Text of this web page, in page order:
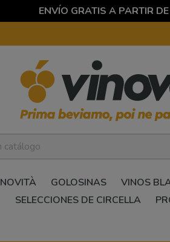
ENVÍO GRATIS A PARTIR
NOVITÀ GOLOSINAS VINOS
SELECCIONES DE CIRCELLA